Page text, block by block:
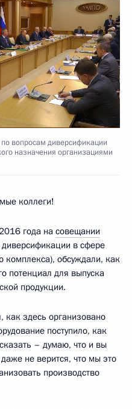
вопросам диверсификации
назначения организациями
коллеги!
года насовещании
в сфере
обсуждали, как
потенциал для выпуска
продукции.
как здесь организовано
поступило, как
– думаю, что и вы
не верится, что мы это
производство